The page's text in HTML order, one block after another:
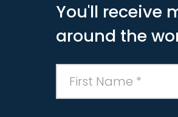
You'll receive
around the